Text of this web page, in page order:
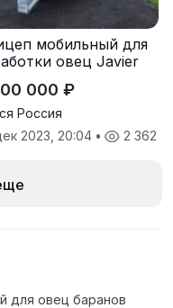
мобильный для
овец Javier
000 ₽
Россия
2023, 20:04 • 2 362
для овец баранов